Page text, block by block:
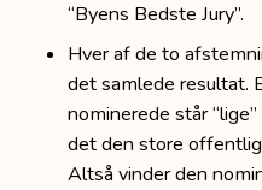
“Byens Bedste Jury”.
Hver af de to
det samlede resultat.
nominerede står
det den store
Altså vinder den